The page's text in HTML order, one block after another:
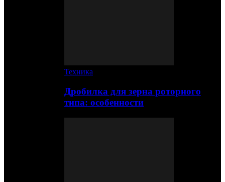
Техника
Дробилка для зерна роторного
типа: особенности